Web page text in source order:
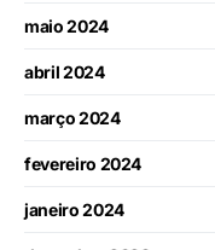
maio 2024
abril 2024
março 2024
fevereiro 2024
janeiro 2024